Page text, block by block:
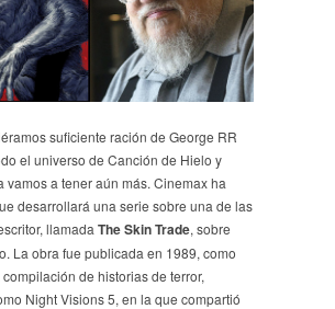
suficiente ración de George RR
el universo de Canción de Hielo y
vamos a tener aún más. Cinemax ha
desarrollará una serie sobre una de las
llamada The Skin Trade, sobre
La obra fue publicada en 1989, como
de historias de terror,
Night Visions 5, en la que compartió